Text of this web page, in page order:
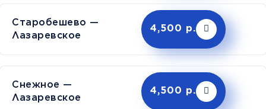
Старобешево —
Лазаревское
4,500 р.
Снежное —
Лазаревское
4,500 р.